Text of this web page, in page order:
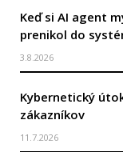
Keď si AI agent
prenikol do
3.8.2026
Kybernetický
zákazníkov
11.7.2026